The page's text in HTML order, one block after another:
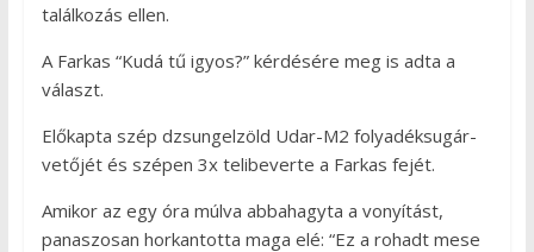
találkozás ellen.
A Farkas “Kudá tű igyos?” kérdésére meg is adta a
választ.
Előkapta szép dzsungelzöld Udar-M2 folyadéksugár-
vetőjét és szépen 3x telibeverte a Farkas fejét.
Amikor az egy óra múlva abbahagyta a vonyítást,
panaszosan horkantotta maga elé: “Ez a rohadt mese